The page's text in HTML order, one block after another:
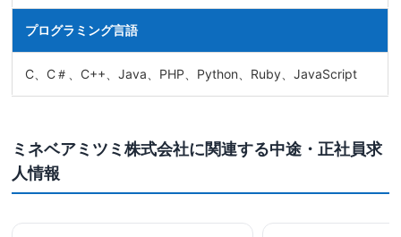
プログラミング言語
C、C＃、C++、Java、PHP、Python、Ruby、JavaScript
ミネベアミツミ株式会社に関連する中途・正社員求
人情報